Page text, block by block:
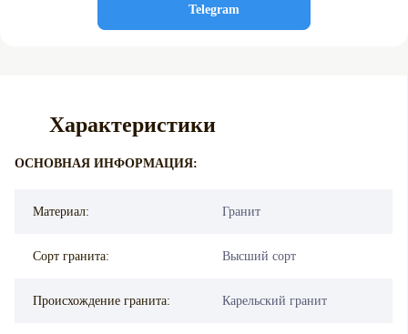
Telegram
Характеристики
ОСНОВНАЯ ИНФОРМАЦИЯ:
Материал: Гранит
Сорт гранита: Высший сорт
Происхождение гранита: Карельский гранит